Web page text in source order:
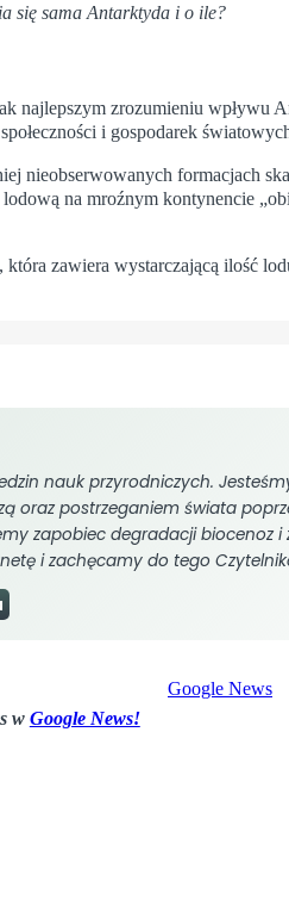
się sama Antarktyda i o ile?
najlepszym zrozumieniu wpływu
i gospodarek
nieobserwowanych formacjach
na mroźnym kontynencie
zawiera wystarczającą ilość
nauk przyrodniczych.
oraz postrzeganiem świata
zapobiec degradacji biocenoz
i zachęcamy do tego
w Google News!